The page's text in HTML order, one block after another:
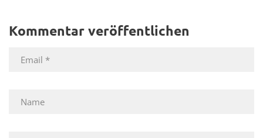
Kommentar veröffentlichen